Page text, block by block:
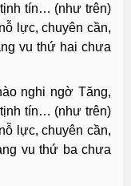
tín… (như trên)
lực, chuyên cần,
vu thứ hai chưa
nghi ngờ Tăng,
tín… (như trên)
lực, chuyên cần,
vu thứ ba chưa